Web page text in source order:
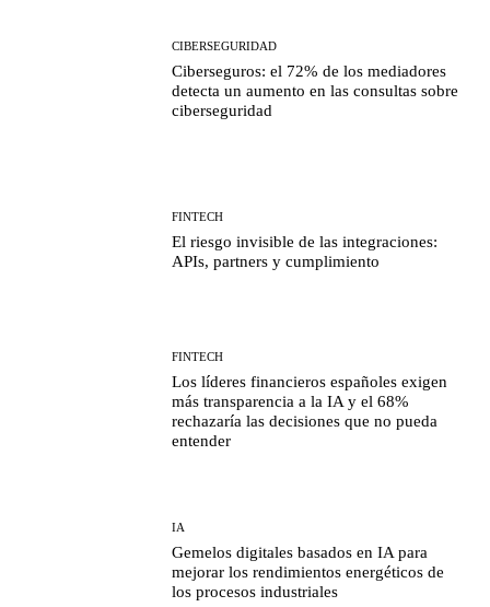
CIBERSEGURIDAD
Ciberseguros: el 72% de los mediadores
detecta un aumento en las consultas sobre
ciberseguridad
FINTECH
El riesgo invisible de las integraciones:
APIs, partners y cumplimiento
FINTECH
Los líderes financieros españoles exigen
más transparencia a la IA y el 68%
rechazaría las decisiones que no pueda
entender
IA
Gemelos digitales basados en IA para
mejorar los rendimientos energéticos de
los procesos industriales